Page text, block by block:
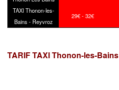
TAXI Thonon-les-
Bains - Reyvroz
29€ - 32€
TARIF TAXI Thonon-les-Bains